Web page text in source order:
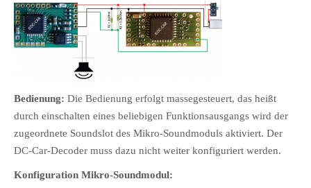
Bedienung: Die Bedienung erfolgt massegesteuert, das heißt
durch einschalten eines beliebigen Funktionsausgangs wird der
zugeordnete Soundslot des Mikro-Soundmoduls aktiviert. Der
DC-Car-Decoder muss dazu nicht weiter konfiguriert werden.
Konfiguration Mikro-Soundmodul: